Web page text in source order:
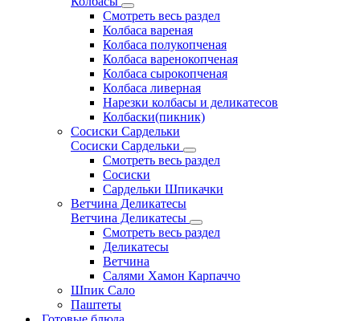
Смотреть весь раздел
Колбаса вареная
Колбаса полукопченая
Колбаса варенокопченая
Колбаса сырокопченая
Колбаса ливерная
Нарезки колбасы и деликатесов
Колбаски(пикник)
Сосиски Сардельки
Сосиски Сардельки
Смотреть весь раздел
Сосиски
Сардельки Шпикачки
Ветчина Деликатесы
Ветчина Деликатесы
Смотреть весь раздел
Деликатесы
Ветчина
Салями Хамон Карпаччо
Шпик Сало
Паштеты